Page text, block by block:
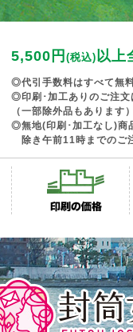
5,500円 (税込)以上
◎代引手数料はすべて無
◎印刷･加工ありのご注文
（一部除外品もあります
◎無地(印刷･加工なし)商
除き午前11時までのご